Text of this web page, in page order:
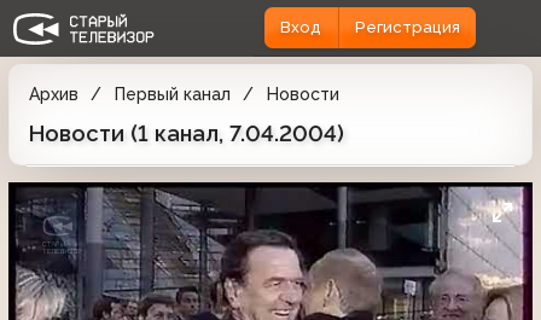
Вход Регистрация
Архив Первый канал Новости
Новости (1 канал, 7.04.2004)